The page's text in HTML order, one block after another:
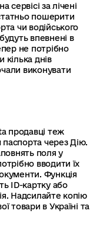
сервісі за лічені
пошерити
чи водійського
впевнені в
не потрібно
днів
виконувати
продавці теж
через Дію.
поля у
вводити їх
Функція
ID-картку або
Надсилайте копію
товари в Україні та